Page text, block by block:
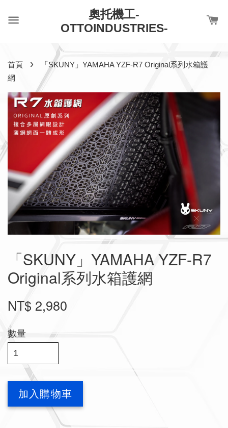
奧托機工-
OTTOINDUSTRIES-
首頁 ›
「SKUNY」YAMAHA YZF-R7 Original系列水箱護
網
「SKUNY」YAMAHA YZF-R7
Original系列水箱護網
NT$ 2,980
數量
加入購物車